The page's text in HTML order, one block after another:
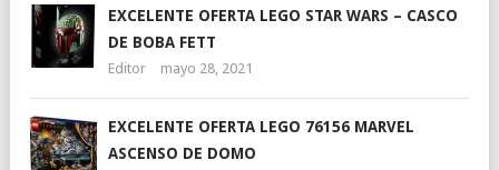
EXCELENTE OFERTA LEGO STAR WARS – CASCO
DE BOBA FETT
Editor mayo 28, 2021
EXCELENTE OFERTA LEGO 76156 MARVEL
ASCENSO DE DOMO